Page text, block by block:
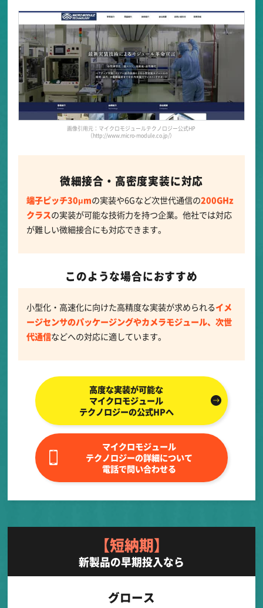
画像引用元：マイクロモジュールテクノロジー公式HP
（http://www.micro-module.co.jp/）
微細接合・高密度実装に対応
端子ピッチ30μmの実装や6Gなど次世代通信の200GHz
クラスの実装が可能な技術力を持つ企業。他社では対応
が難しい微細接合にも対応できます。
このような場合におすすめ
小型化・高速化に向けた高精度な実装が求められるイメ
ージセンサのパッケージングやカメラモジュール、次世
代通信などへの対応に適しています。
高度な実装が可能な
マイクロモジュール
テクノロジーの公式HPへ
マイクロモジュール
テクノロジーの詳細について
電話で問い合わせる
【短納期】
新製品の早期投入なら
グロース